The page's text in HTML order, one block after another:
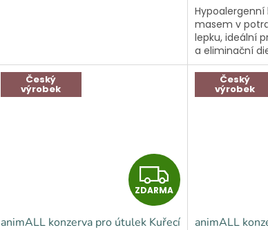
Hypoalergenní
masem v
lepku, ideální
a eliminační
Český
výrobek
Z
D
ZDARMA
animALL konzerva pro útulek Kuřecí
Český
výrobek
animALL